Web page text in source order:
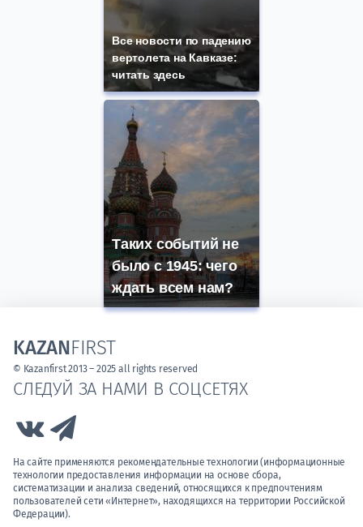
Все новости по падению
вертолета на Кавказе:
читать здесь
Таких событий не
было с 1945: чего
ждать всем нам?
СЛЕДУЙ ЗА НАМИ В СОЦСЕТЯХ
Link to Vk
На сайте применяются рекомендательные технологии (информационные
технологии предоставления информации на основе сбора,
систематизации и анализа сведений, относящихся к предпочтениям
пользователей сети «Интернет», находящихся на территории Российской
Федерации).
KAZANFIRST
© Kazanfirst 2013 – 2025 all rights reserved